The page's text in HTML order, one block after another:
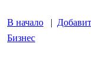
В начало |
Бизнес